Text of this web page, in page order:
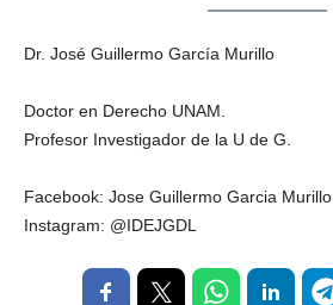
Dr. José Guillermo García Murillo
Doctor en Derecho UNAM.
Profesor Investigador de la U de G.
Facebook: Jose Guillermo Garcia Murillo
Instagram: @IDEJGDL